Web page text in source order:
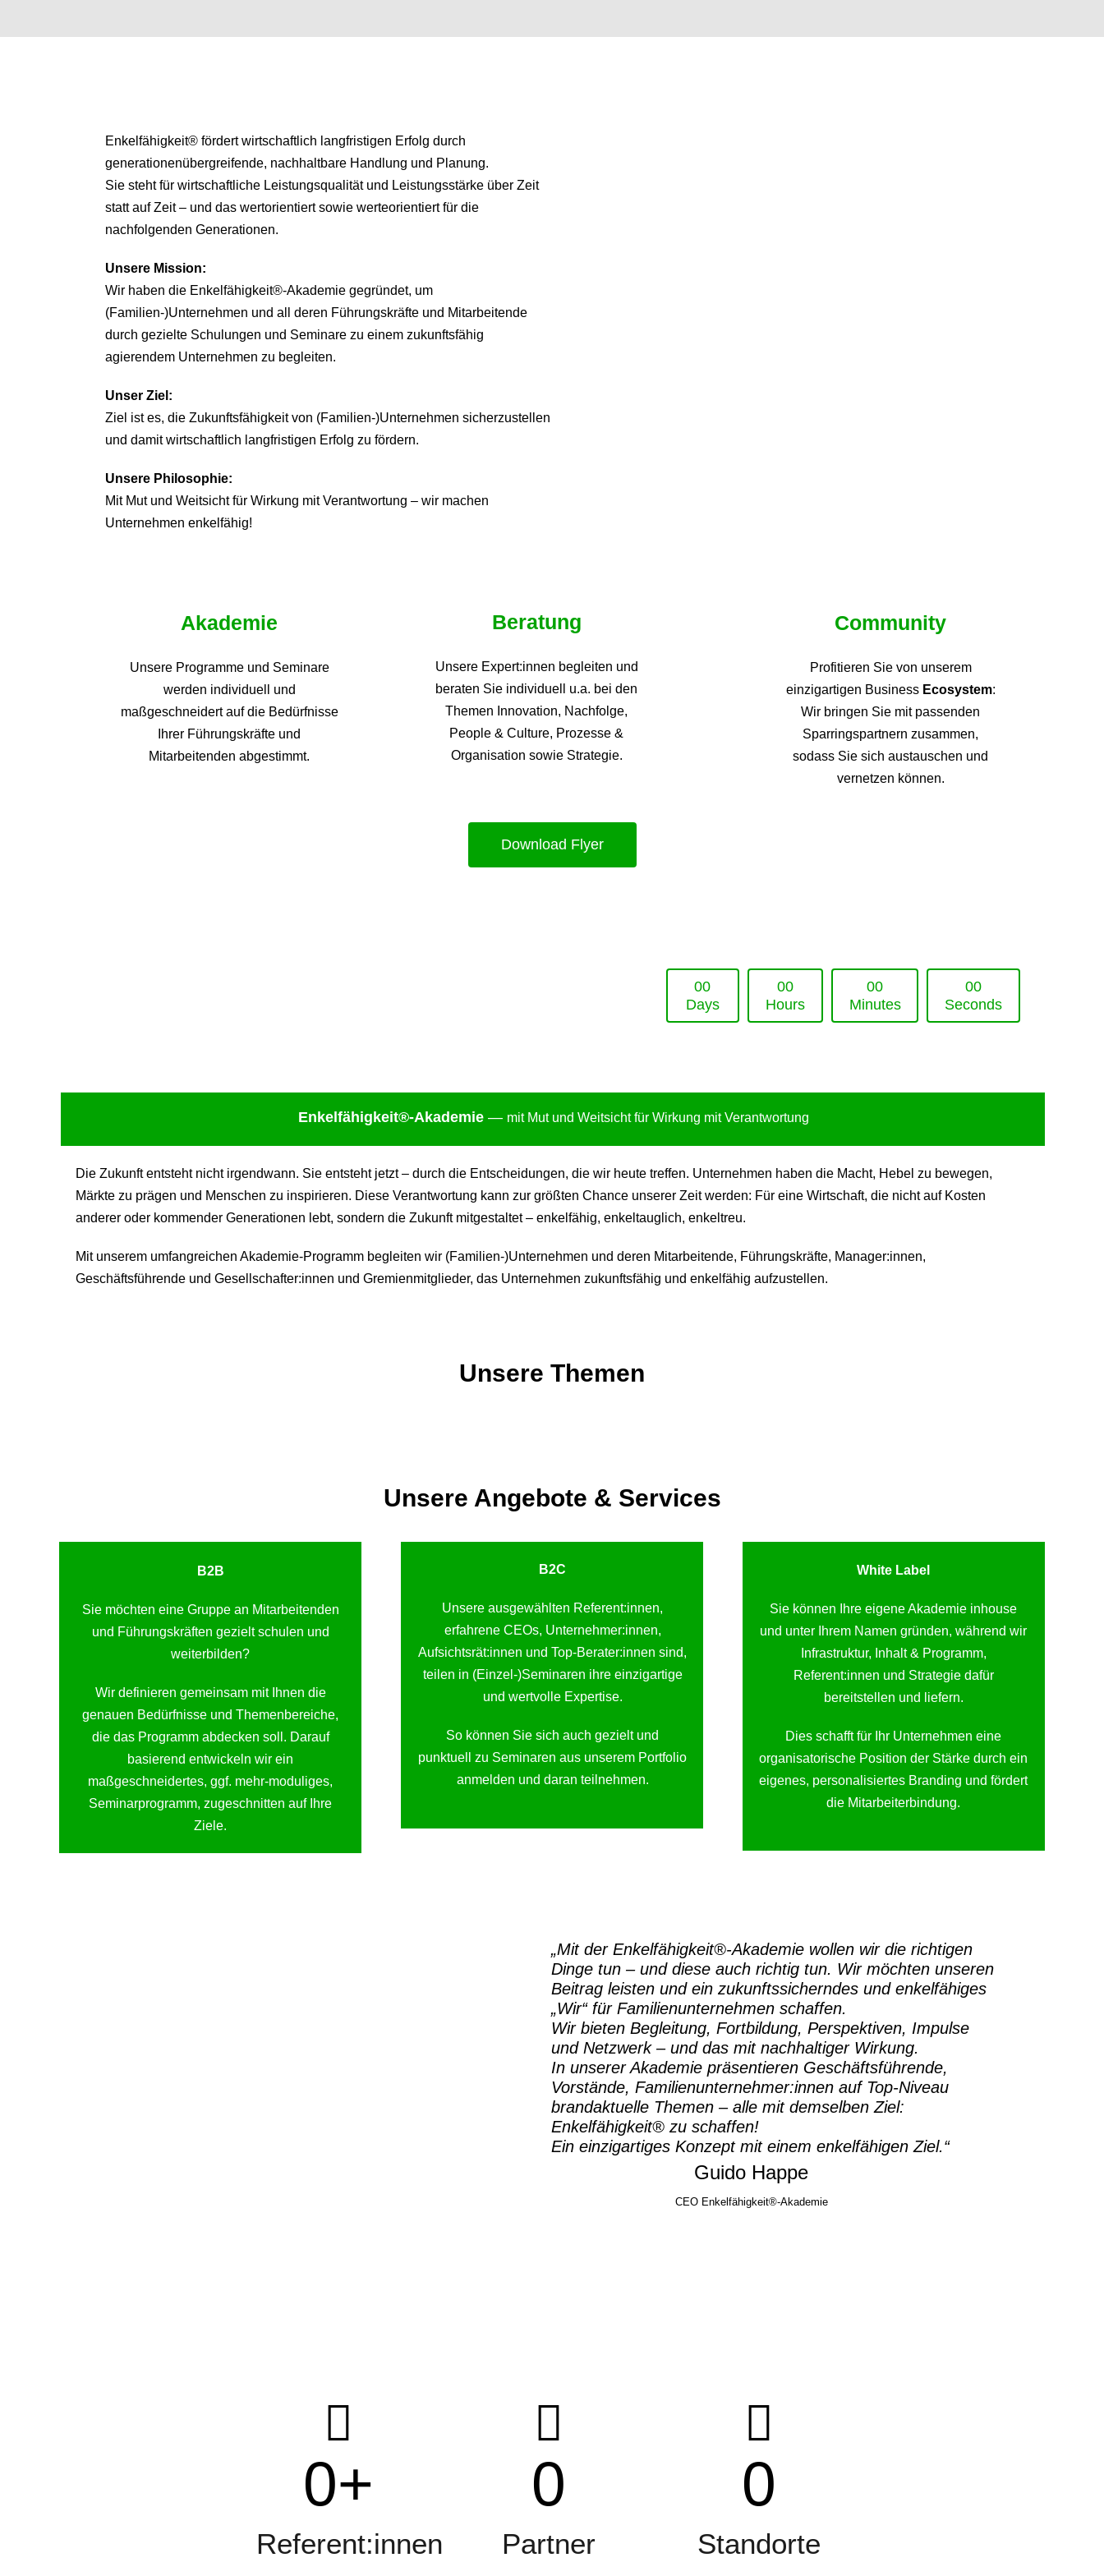
Enkelfähigkeit® fördert wirtschaftlich langfristigen Erfolg durch
generationenübergreifende, nachhaltbare Handlung und Planung.
Sie steht für wirtschaftliche Leistungsqualität und Leistungsstärke über Zeit
statt auf Zeit – und das wertorientiert sowie werteorientiert für die
nachfolgenden Generationen.
Unsere Mission:
Wir haben die Enkelfähigkeit®-Akademie gegründet, um
(Familien-)Unternehmen und all deren Führungskräfte und Mitarbeitende
durch gezielte Schulungen und Seminare zu einem zukunftsfähig
agierendem Unternehmen zu begleiten.
Unser Ziel:
Ziel ist es, die Zukunftsfähigkeit von (Familien-)Unternehmen sicherzustellen
und damit wirtschaftlich langfristigen Erfolg zu fördern.
Unsere Philosophie:
Mit Mut und Weitsicht für Wirkung mit Verantwortung – wir machen
Unternehmen enkelfähig!
Akademie
Unsere Programme und Seminare
werden individuell und
maßgeschneidert auf die Bedürfnisse
Ihrer Führungskräfte und
Mitarbeitenden abgestimmt.
Beratung
Unsere Expert:innen begleiten und
beraten Sie individuell u.a. bei den
Themen Innovation, Nachfolge,
People & Culture, Prozesse &
Organisation sowie Strategie.
Community
Profitieren Sie von unserem
einzigartigen Business Ecosystem:
Wir bringen Sie mit passenden
Sparringspartnern zusammen,
sodass Sie sich austauschen und
vernetzen können.
Download Flyer
00
Days
00
Hours
00
Minutes
00
Seconds
Enkelfähigkeit®-Akademie — mit Mut und Weitsicht für Wirkung mit Verantwortung
Die Zukunft entsteht nicht irgendwann. Sie entsteht jetzt – durch die Entscheidungen, die wir heute treffen. Unternehmen haben die Macht, Hebel zu bewegen,
Märkte zu prägen und Menschen zu inspirieren. Diese Verantwortung kann zur größten Chance unserer Zeit werden: Für eine Wirtschaft, die nicht auf Kosten
anderer oder kommender Generationen lebt, sondern die Zukunft mitgestaltet – enkelfähig, enkeltauglich, enkeltreu.
Mit unserem umfangreichen Akademie-Programm begleiten wir (Familien-)Unternehmen und deren Mitarbeitende, Führungskräfte, Manager:innen,
Geschäftsführende und Gesellschafter:innen und Gremienmitglieder, das Unternehmen zukunftsfähig und enkelfähig aufzustellen.
Unsere Themen
Unsere Angebote & Services
B2B
Sie möchten eine Gruppe an Mitarbeitenden
und Führungskräften gezielt schulen und
weiterbilden?
Wir definieren gemeinsam mit Ihnen die
genauen Bedürfnisse und Themenbereiche,
die das Programm abdecken soll. Darauf
basierend entwickeln wir ein
maßgeschneidertes, ggf. mehr-moduliges,
Seminarprogramm, zugeschnitten auf Ihre
Ziele.
B2C
Unsere ausgewählten Referent:innen,
erfahrene CEOs, Unternehmer:innen,
Aufsichtsrät:innen und Top-Berater:innen sind,
teilen in (Einzel-)Seminaren ihre einzigartige
und wertvolle Expertise.
So können Sie sich auch gezielt und
punktuell zu Seminaren aus unserem Portfolio
anmelden und daran teilnehmen.
White Label
Sie können Ihre eigene Akademie inhouse
und unter Ihrem Namen gründen, während wir
Infrastruktur, Inhalt & Programm,
Referent:innen und Strategie dafür
bereitstellen und liefern.
Dies schafft für Ihr Unternehmen eine
organisatorische Position der Stärke durch ein
eigenes, personalisiertes Branding und fördert
die Mitarbeiterbindung.
„Mit der Enkelfähigkeit®-Akademie wollen wir die richtigen
Dinge tun – und diese auch richtig tun. Wir möchten unseren
Beitrag leisten und ein zukunftssicherndes und enkelfähiges
„Wir“ für Familienunternehmen schaffen.
Wir bieten Begleitung, Fortbildung, Perspektiven, Impulse
und Netzwerk – und das mit nachhaltiger Wirkung.
In unserer Akademie präsentieren Geschäftsführende,
Vorstände, Familienunternehmer:innen auf Top-Niveau
brandaktuelle Themen – alle mit demselben Ziel:
Enkelfähigkeit® zu schaffen!
Ein einzigartiges Konzept mit einem enkelfähigen Ziel.“
Guido Happe
CEO Enkelfähigkeit®-Akademie
0+
Referent:innen
0
Partner
0
Standorte